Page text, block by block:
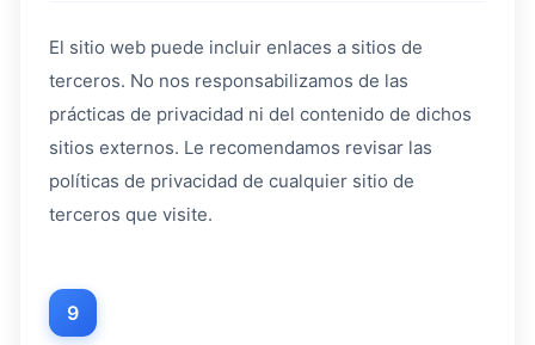
El sitio web puede incluir enlaces a sitios de
terceros. No nos responsabilizamos de las
prácticas de privacidad ni del contenido de dichos
sitios externos. Le recomendamos revisar las
políticas de privacidad de cualquier sitio de
terceros que visite.
9